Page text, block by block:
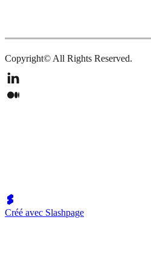
Copyright© All Rights Reserved.
Créé avec Slashpage